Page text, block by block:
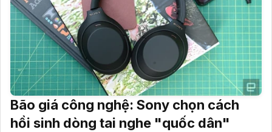
Bão giá công nghệ: Sony chọn cách
hồi sinh dòng tai nghe "quốc dân"